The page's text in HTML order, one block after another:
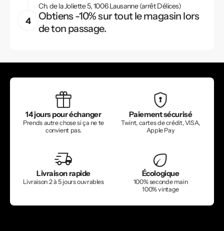
Ch. de la Joliette 5, 1006 Lausanne (arrêt Délices)
Obtiens -10% sur tout le magasin lors
de ton passage.
14 jours pour échanger
Prends autre chose si ça ne te
convient pas.
Paiement sécurisé
Twint, cartes de crédit, VISA,
Apple Pay
Livraison rapide
Livraison 2 à 5 jours ouvrables
Écologique
100% seconde main
100% vintage